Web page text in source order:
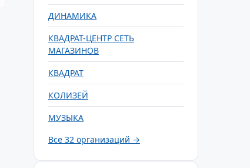
ДИНАМИКА
КВАДРАТ-ЦЕНТР СЕТЬ
МАГАЗИНОВ
КВАДРАТ
КОЛИЗЕЙ
МУЗЫКА
Все 32 организаций →